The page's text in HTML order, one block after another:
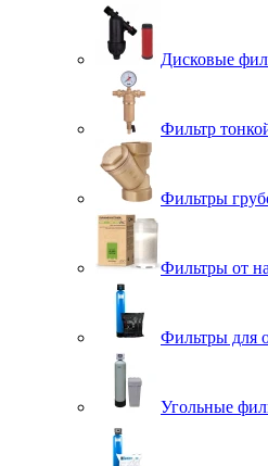
Дисковые
Фильтр
Фильтры
Фильтры от
Фильтры для
Угольные